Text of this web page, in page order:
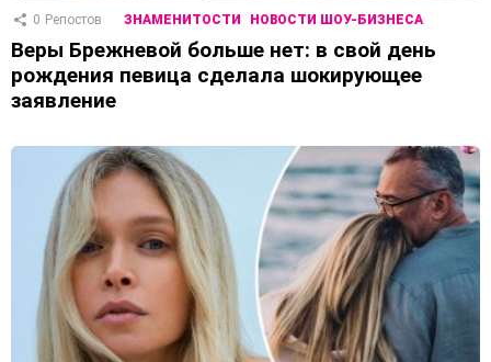
0 Репостов ЗНАМЕНИТОСТИ НОВОСТИ ШОУ-БИЗНЕСА
Веры Брежневой больше нет: в свой день
рождения певица сделала шокирующее
заявление